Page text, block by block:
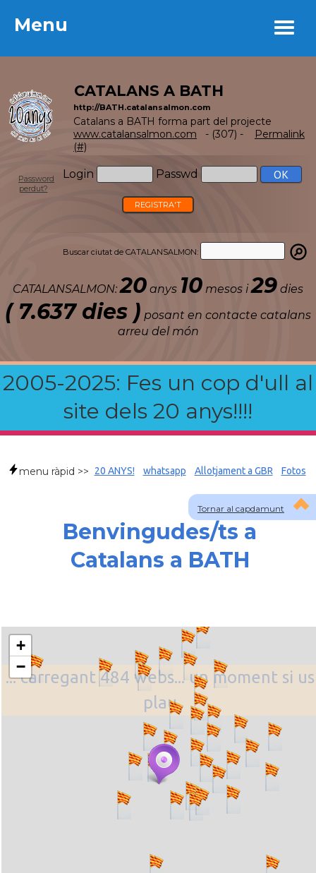
Menu
CATALANS A BATH
http://BATH.catalansalmon.com
Catalans a BATH forma part del projecte
www.catalansalmon.com - (307) -
Permalink
(#)
Login Passwd
Password
perdut?
REGISTRA'T
Buscar ciutat de CATALANSALMON:
CATALANSALMON:20 anys 10 mesos i29 dies
( 7.637 dies ) posant en contacte catalans
arreu del món
2005-2025: Fes un cop d'ull al
site dels 20 anys!!!!
Menu
Tornar al capdamunt
menu ràpid >> 20 ANYS! whatsapp Allotjament a GBR Fotos
Benvingudes/ts a
Catalans a BATH
... carregant 484 webs... un moment si us
plau
+
−